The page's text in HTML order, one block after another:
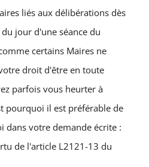
liés aux délibérations dès
jour d'une séance du
certains Maires ne
droit d'être en toute
parfois vous heurter à
pourquoi il est préférable de
dans votre demande écrite :
de l'article L2121-13 du